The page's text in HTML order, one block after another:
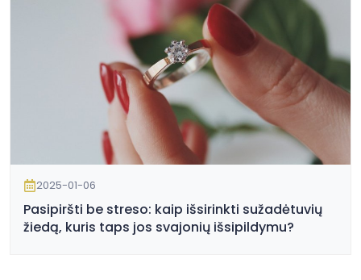
2025-01-06
Pasipiršti be streso: kaip išsirinkti sužadėtuvių
žiedą, kuris taps jos svajonių išsipildymu?